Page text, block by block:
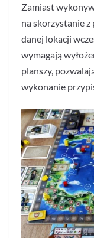
Zamiast
na skorzystanie
danej lokacji
wymagają
planszy,
wykonanie